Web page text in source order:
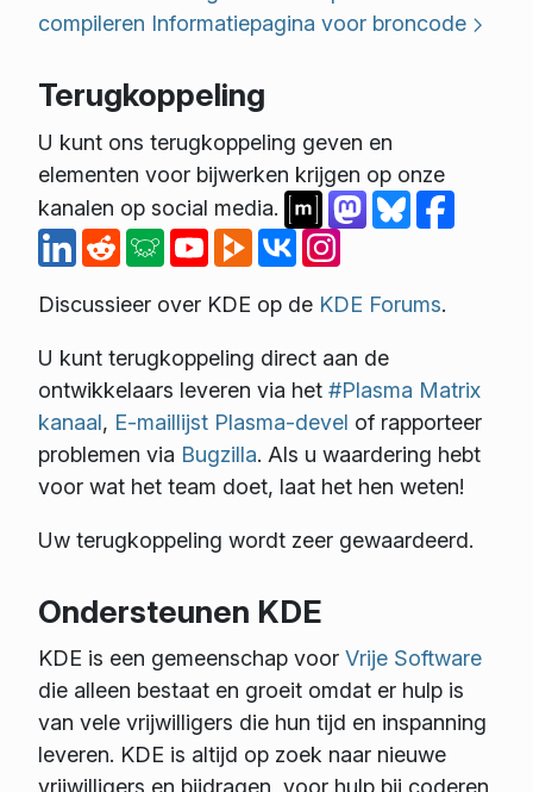
compileren Informatiepagina voor broncode
Terugkoppeling
U kunt ons terugkoppeling geven en
elementen voor bijwerken krijgen op onze
kanalen op social media.
Discussieer over KDE op de KDE Forums.
U kunt terugkoppeling direct aan de
ontwikkelaars leveren via het #Plasma Matrix
kanaal, E-maillijst Plasma-devel of rapporteer
problemen via Bugzilla. Als u waardering hebt
voor wat het team doet, laat het hen weten!
Uw terugkoppeling wordt zeer gewaardeerd.
Ondersteunen KDE
KDE is een gemeenschap voor Vrije Software
die alleen bestaat en groeit omdat er hulp is
van vele vrijwilligers die hun tijd en inspanning
leveren. KDE is altijd op zoek naar nieuwe